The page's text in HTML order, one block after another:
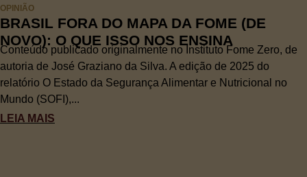
OPINIÃO
BRASIL FORA DO MAPA DA FOME (DE
NOVO): O QUE ISSO NOS ENSINA
Conteúdo publicado originalmente no Instituto Fome Zero, de
autoria de José Graziano da Silva. A edição de 2025 do
relatório O Estado da Segurança Alimentar e Nutricional no
Mundo (SOFI),...
LEIA MAIS